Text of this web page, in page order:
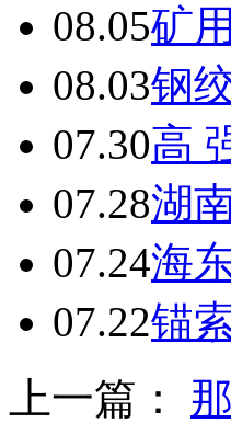
08.05矿
08.03钢
07.30高
07.28湖
07.24海
07.22锚
上一篇：